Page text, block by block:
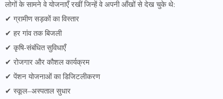
लोगों के सामने वे योजनाएँ रखीं जिन्हें वे अपनी आँखों से देख चुके थे:
✔ ग्रामीण सड़कों का विस्तार
✔ हर गांव तक बिजली
✔ कृषि-संबंधित सुविधाएँ
✔ रोजगार और कौशल कार्यक्रम
✔ पेंशन योजनाओं का डिजिटलीकरण
✔ स्कूल–अस्पताल सुधार